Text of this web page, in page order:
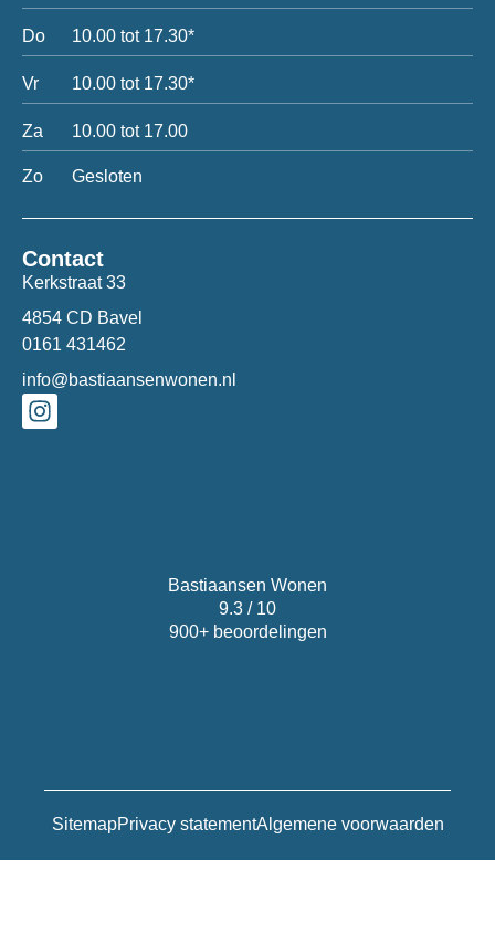
Do 10.00 tot 17.30*
Vr 10.00 tot 17.30*
Za 10.00 tot 17.00
Zo Gesloten
Contact
Kerkstraat 33
4854 CD Bavel
0161 431462
info@bastiaansenwonen.nl
SitemapPrivacy statementAlgemene voorwaarden
Bastiaansen Wonen
9.3 / 10
900+ beoordelingen